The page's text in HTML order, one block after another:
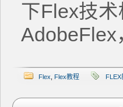
下Flex技
Flex Flex教程 FLEX